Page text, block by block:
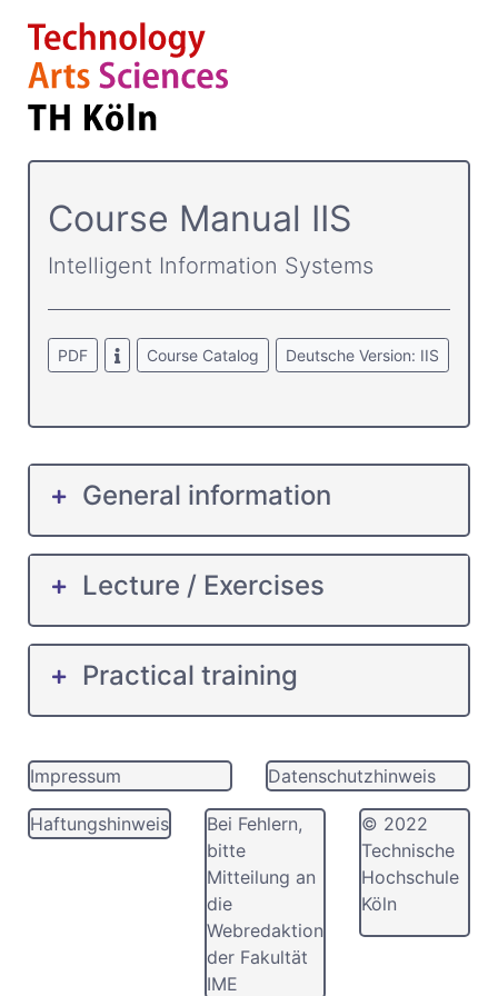
Course­ Manual IIS
Intelligent Information Systems
PDF Course Catalog Deutsche Version: IIS
General information
Lecture / Exercises
Practical training
Impressum Datenschutzhinweis
Haftungshinweis
Bei Fehlern,
bitte
Mitteilung an
die
Webredaktion
der Fakultät
IME
© 2022
Technische
Hochschule
Köln